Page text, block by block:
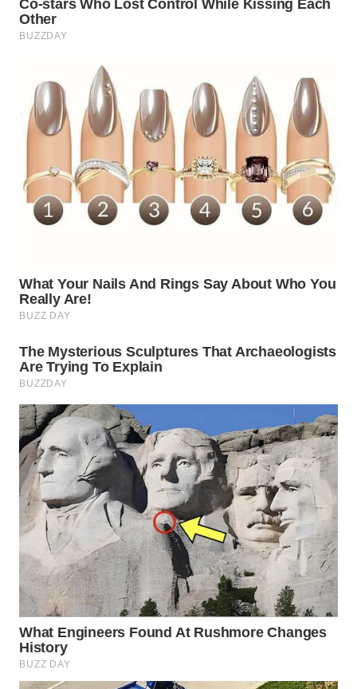
Wahana
WAHANA
NEWS
WAHANA
TANI
WAHANA
WAHANA
INFRASTRUKTUR
KONSUMEN
LISTRIK
WAHANA
TRAVEL
WAHANA
TV
WAHANANEWS
ID
WAHANANEWS
CO ID